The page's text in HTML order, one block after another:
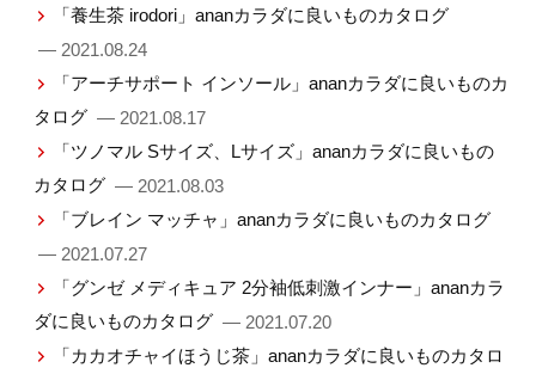
「養生茶 irodori」ananカラダに良いものカタログ
— 2021.08.24
「アーチサポート インソール」ananカラダに良いものカ
タログ — 2021.08.17
「ツノマル Sサイズ、Lサイズ」ananカラダに良いもの
カタログ — 2021.08.03
「ブレイン マッチャ」ananカラダに良いものカタログ
— 2021.07.27
「グンゼ メディキュア 2分袖低刺激インナー」ananカラ
ダに良いものカタログ — 2021.07.20
「カカオチャイほうじ茶」ananカラダに良いものカタロ